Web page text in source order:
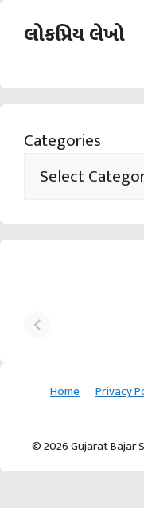
લોકપ્રિય લેખો
Categories
ખેડૂતની કમાલ
Home Privacy
© 2026 Gujarat Bajar